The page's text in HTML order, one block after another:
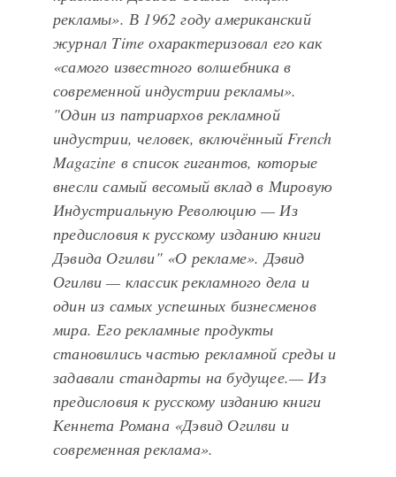
рекламы». В 1962 году американский
журнал Time охарактеризовал его как
«самого известного волшебника в
современной индустрии рекламы».
"Один из патриархов рекламной
индустрии, человек, включённый French
Magazine в список гигантов, которые
внесли самый весомый вклад в Мировую
Индустриальную Революцию — Из
предисловия к русскому изданию книги
Дэвида Огилви" «О рекламе». Дэвид
Огилви — классик рекламного дела и
один из самых успешных бизнесменов
мира. Его рекламные продукты
становились частью рекламной среды и
задавали стандарты на будущее.— Из
предисловия к русскому изданию книги
Кеннета Романа «Дэвид Огилви и
современная реклама».